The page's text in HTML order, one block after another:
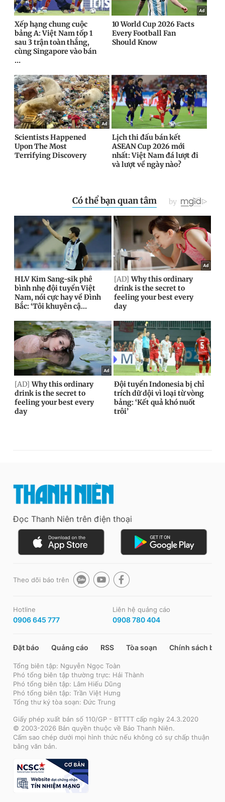
Đọc Thanh Niên trên điện thoại
Theo dõi báo trên
Hotline
0906 645 777
Liên hệ quảng cáo
0908 780 404
Đặt báo Quảng cáo RSS Tòa soạn Chính sách bảo
Tổng biên tập: Nguyễn Ngọc Toàn
Phó tổng biên tập thường trực: Hải Thành
Phó tổng biên tập: Lâm Hiếu Dũng
Phó tổng biên tập: Trần Việt Hưng
Tổng thư ký tòa soạn: Đức Trung
Giấy phép xuất bản số 110/GP - BTTTT cấp ngày 24.3.2020
© 2003-2026 Bản quyền thuộc về Báo Thanh Niên.
Cấm sao chép dưới mọi hình thức nếu không có sự chấp thuận
bằng văn bản.